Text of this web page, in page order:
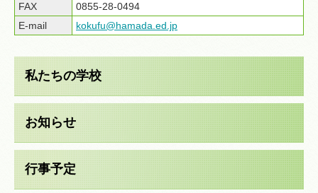
FAX
0855-28-0494
E-mail
kokufu@hamada.ed.jp
私たちの学校
お知らせ
行事予定